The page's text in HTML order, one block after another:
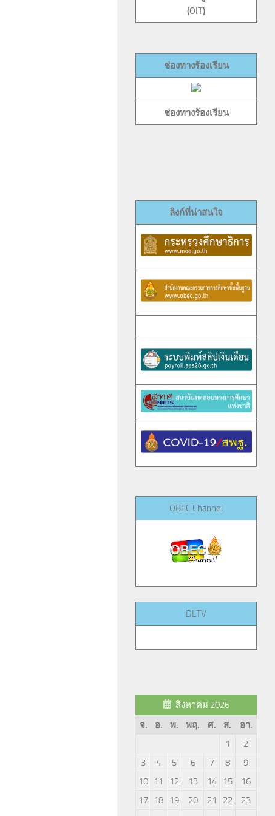
(OIT)
ช่องทางร้องเรียน
ช่องทางร้องเรียน
ลิงก์ที่น่าสนใจ
OBEC Channel
DLTV
สิงหาคม 2026
จ.
อ. พ. พฤ. ศ. ส.
อา.
1
2
3
4 5 6 7 8
9
10
11 12 13 14 15
16
17
18 19 20 21 22
23